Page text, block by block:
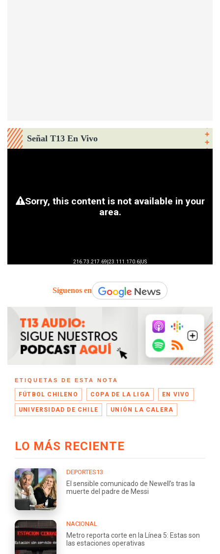
Señal T13 En Vivo
Síguenos en
ETIQUETAS DE ESTA NOTA
FÚTBOL CHILENO COPA DE LA LIGA EN VIVO
UNIVERSIDAD DE CHILE UNIÓN LA CALERA
LO MÁS RECIENTE
DEPORTES13
El sensible comunicado de Newell’s tras la
muerte del padre de Messi
NACIONAL
Metro reporta corte en la Línea 5: Estas son
las estaciones operativas